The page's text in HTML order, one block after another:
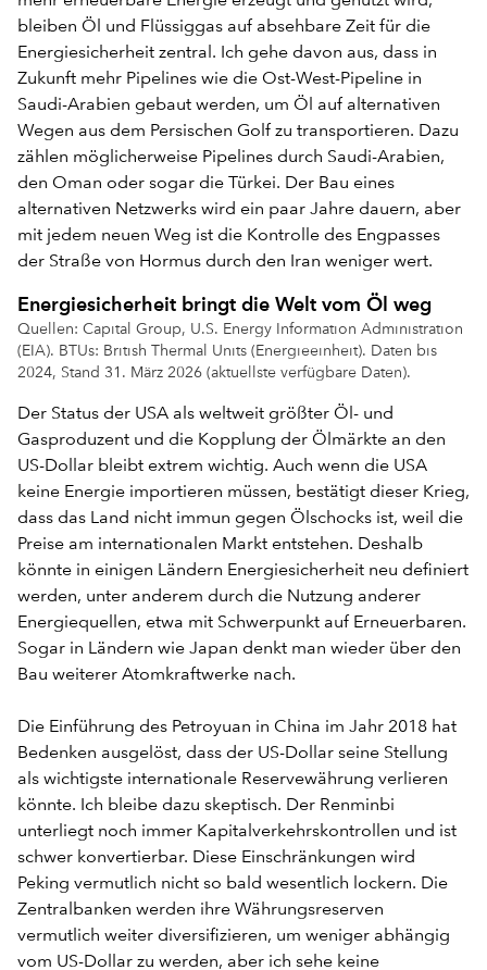
bleiben Öl und Flüssiggas auf absehbare Zeit für die
Energiesicherheit zentral. Ich gehe davon aus, dass in
Zukunft mehr Pipelines wie die Ost-West-Pipeline in
Saudi-Arabien gebaut werden, um Öl auf alternativen
Wegen aus dem Persischen Golf zu transportieren. Dazu
zählen möglicherweise Pipelines durch Saudi-Arabien,
den Oman oder sogar die Türkei. Der Bau eines
alternativen Netzwerks wird ein paar Jahre dauern, aber
mit jedem neuen Weg ist die Kontrolle des Engpasses
der Straße von Hormus durch den Iran weniger wert.
Energiesicherheit bringt die Welt vom Öl weg
Quellen: Capital Group, U.S. Energy Information Administration
(EIA). BTUs: British Thermal Units (Energieeinheit). Daten bis
2024, Stand 31. März 2026 (aktuellste verfügbare Daten).
Der Status der USA als weltweit größter Öl- und
Gasproduzent und die Kopplung der Ölmärkte an den
US-Dollar bleibt extrem wichtig. Auch wenn die USA
keine Energie importieren müssen, bestätigt dieser Krieg,
dass das Land nicht immun gegen Ölschocks ist, weil die
Preise am internationalen Markt entstehen. Deshalb
könnte in einigen Ländern Energiesicherheit neu definiert
werden, unter anderem durch die Nutzung anderer
Energiequellen, etwa mit Schwerpunkt auf Erneuerbaren.
Sogar in Ländern wie Japan denkt man wieder über den
Bau weiterer Atomkraftwerke nach.
Die Einführung des Petroyuan in China im Jahr 2018 hat
Bedenken ausgelöst, dass der US-Dollar seine Stellung
als wichtigste internationale Reservewährung verlieren
könnte. Ich bleibe dazu skeptisch. Der Renminbi
unterliegt noch immer Kapitalverkehrskontrollen und ist
schwer konvertierbar. Diese Einschränkungen wird
Peking vermutlich nicht so bald wesentlich lockern. Die
Zentralbanken werden ihre Währungsreserven
vermutlich weiter diversifizieren, um weniger abhängig
vom US-Dollar zu werden, aber ich sehe keine